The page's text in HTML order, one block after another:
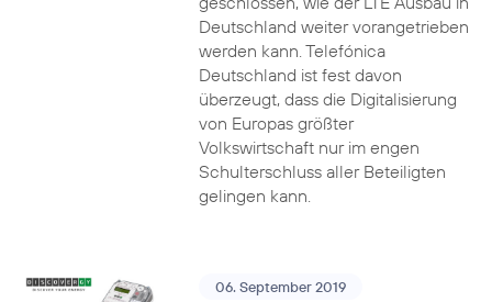
Deutschland weiter vorangetrieben
werden kann. Telefónica
Deutschland ist fest davon
überzeugt, dass die Digitalisierung
von Europas größter
Volkswirtschaft nur im engen
Schulterschluss aller Beteiligten
gelingen kann.
06. September 2019